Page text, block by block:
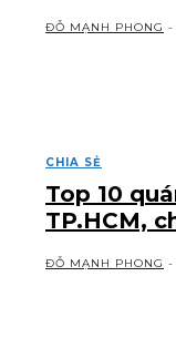
ĐỖ MẠNH PHONG -
CHIA SẺ
Top 10
TP.HCM,
ĐỖ MẠNH PHONG -